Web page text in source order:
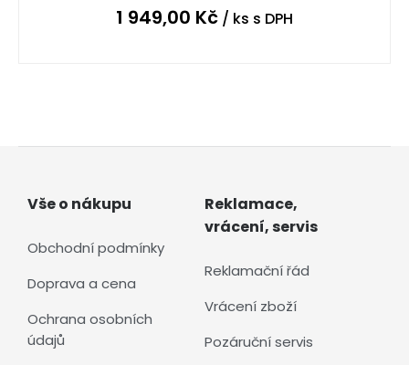
1 949,00 Kč / ks s DPH
Vše o nákupu
Obchodní podmínky
Doprava a cena
Ochrana osobních
údajů
Reklamace,
vrácení, servis
Reklamační řád
Vrácení zboží
Pozáruční servis